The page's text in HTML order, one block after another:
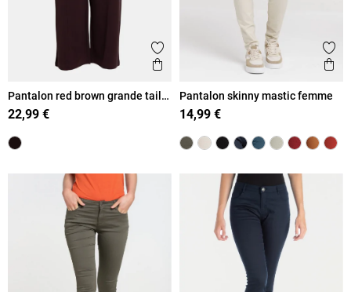
Ajouter aux favoris
Aperçu rapide
Pantalon red brown grande taille
femme
22,99 €
Pantalon skinny mastic femme
14,99 €